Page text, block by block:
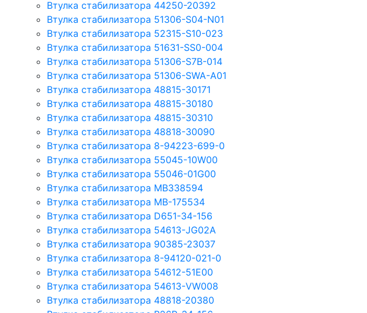
Втулка стабилизатора 44250-20392
Втулка стабилизатора 51306-S04-N01
Втулка стабилизатора 52315-S10-023
Втулка стабилизатора 51631-SS0-004
Втулка стабилизатора 51306-S7B-014
Втулка стабилизатора 51306-SWA-A01
Втулка стабилизатора 48815-30171
Втулка стабилизатора 48815-30180
Втулка стабилизатора 48815-30310
Втулка стабилизатора 48818-30090
Втулка стабилизатора 8-94223-699-0
Втулка стабилизатора 55045-10W00
Втулка стабилизатора 55046-01G00
Втулка стабилизатора MB338594
Втулка стабилизатора MB-175534
Втулка стабилизатора D651-34-156
Втулка стабилизатора 54613-JG02A
Втулка стабилизатора 90385-23037
Втулка стабилизатора 8-94120-021-0
Втулка стабилизатора 54612-51E00
Втулка стабилизатора 54613-VW008
Втулка стабилизатора 48818-20380